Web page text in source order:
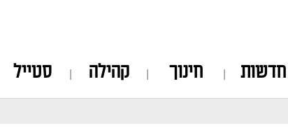
חדשות חינוך קהילה סטייל